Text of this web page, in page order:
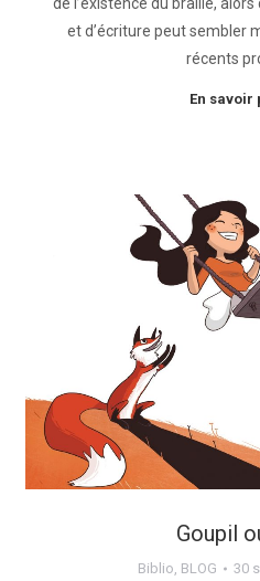
et d’écriture peut sembler
récents
En savoir
Goupil
Biblio, BLOG 30